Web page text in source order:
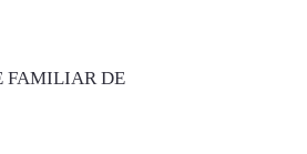
FAMILIAR DE